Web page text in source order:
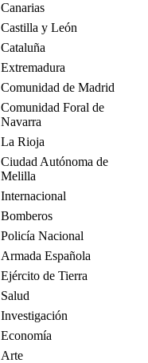
Canarias
Castilla y León
Cataluña
Extremadura
Comunidad de Madrid
Comunidad Foral de
Navarra
La Rioja
Ciudad Autónoma de
Melilla
Internacional
Bomberos
Policía Nacional
Armada Española
Ejército de Tierra
Salud
Investigación
Economía
Arte